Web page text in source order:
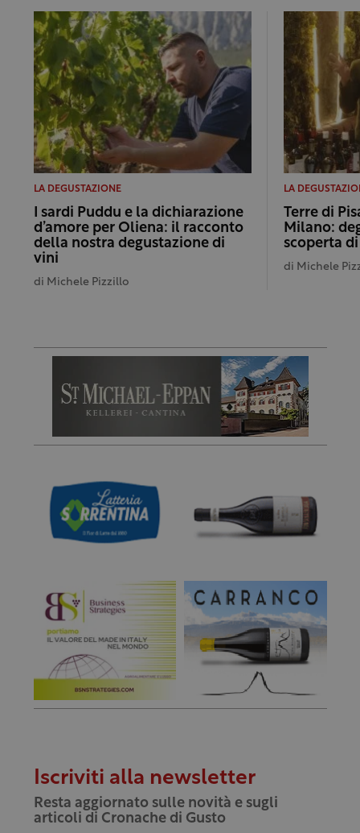
LA DEGUSTAZIONE
I sardi Puddu e la dichiarazione
d’amore per Oliena: il racconto
della nostra degustazione di
vini
di Michele Pizzillo
LA
Terre di
Milano:
scoperta
di Michele
Iscriviti alla newsletter
Resta aggiornato sulle novità e sugli
articoli di Cronache di Gusto